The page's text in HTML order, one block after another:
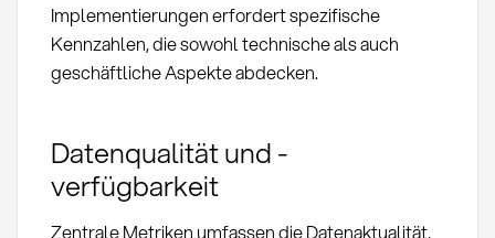
Implementierungen erfordert spezifische
Kennzahlen, die sowohl technische als auch
geschäftliche Aspekte abdecken.
Datenqualität und -
verfügbarkeit
Zentrale Metriken umfassen die Datenaktualität,